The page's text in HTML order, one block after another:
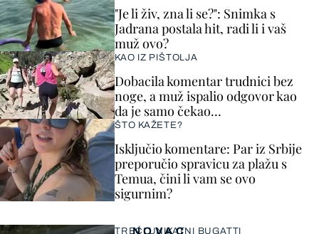
"Je li živ, zna li se?": Snimka s
Jadrana postala hit, radi li i vaš
muž ovo?
KAO IZ PIŠTOLJA
Dobacila komentar trudnici bez
noge, a muž ispalio odgovor kao
da je samo čekao…
ŠTO KAŽETE?
Isključio komentare: Par iz Srbije
preporučio spravicu za plažu s
Temua, čini li vam se ovo
sigurnim?
NOVAC
TREĆI UNIKATNI BUGATTI